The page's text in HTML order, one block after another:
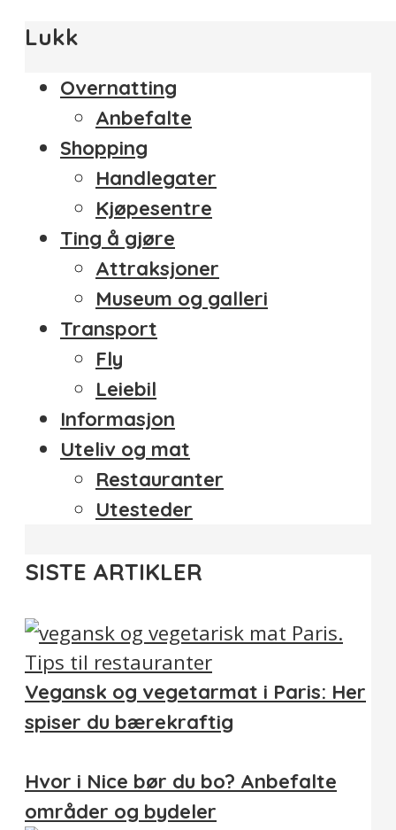
Lukk
Overnatting
Anbefalte
Shopping
Handlegater
Kjøpesentre
Ting å gjøre
Attraksjoner
Museum og galleri
Transport
Fly
Leiebil
Informasjon
Uteliv og mat
Restauranter
Utesteder
SISTE ARTIKLER
Vegansk og vegetarmat i Paris: Her
spiser du bærekraftig
Hvor i Nice bør du bo? Anbefalte
områder og bydeler